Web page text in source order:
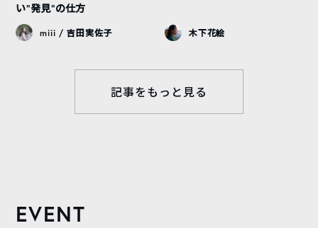
い“発見”の仕方
miii / 吉田実佐子 木下花絵
記事をもっと見る
EVENT